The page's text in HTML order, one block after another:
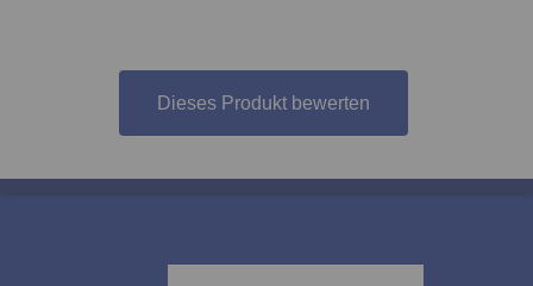
Dieses Produkt bewerten